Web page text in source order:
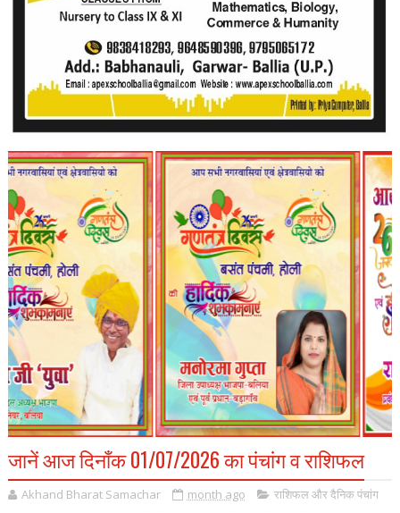
जानें आज दिनाँक 01/07/2026 का पंचांग व राशिफल
Akhand Bharat Samachar month ago राशिफल और दैनिक पंचांग